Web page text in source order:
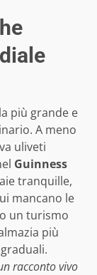
più grande e
A meno
uliveti
Guinness
tranquille,
mancano le
un turismo
più
racconto vivo